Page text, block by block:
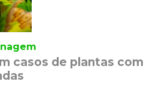
casos de plantas com